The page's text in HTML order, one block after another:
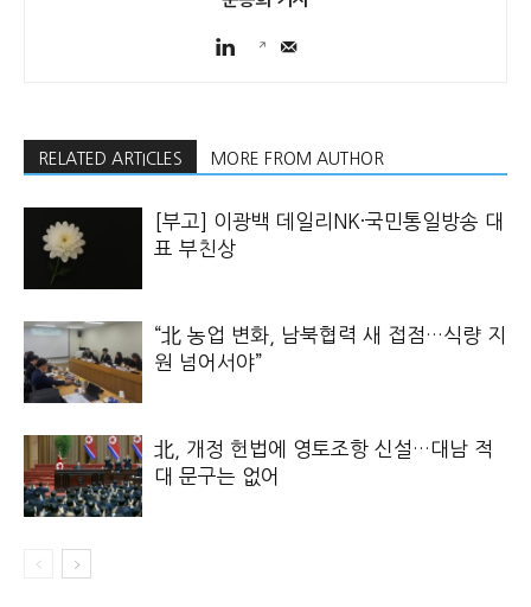
RELATED ARTICLES MORE FROM AUTHOR
[부고] 이광백 데일리NK·국민통일방송 대
표 부친상
“北 농업 변화, 남북협력 새 접점…식량 지
원 넘어서야”
北, 개정 헌법에 영토조항 신설…대남 적
대 문구는 없어